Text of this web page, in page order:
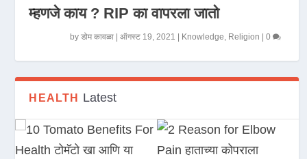
म्हणजे काय ? RIP का वापरला जातो
byडोम कावळा |ऑगस्ट 19, 2021 Knowledge, Religion |0
HEALTH Latest